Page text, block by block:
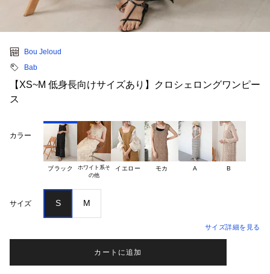
Bou Jeloud
Bab
【XS~M 低身長向けサイズあり】クロシェロングワンピー
ス
カラー
ブラック
ホワイト系そ
イエロー モカ A B
サイズ S M
サイズ詳細を見る
カートに追加